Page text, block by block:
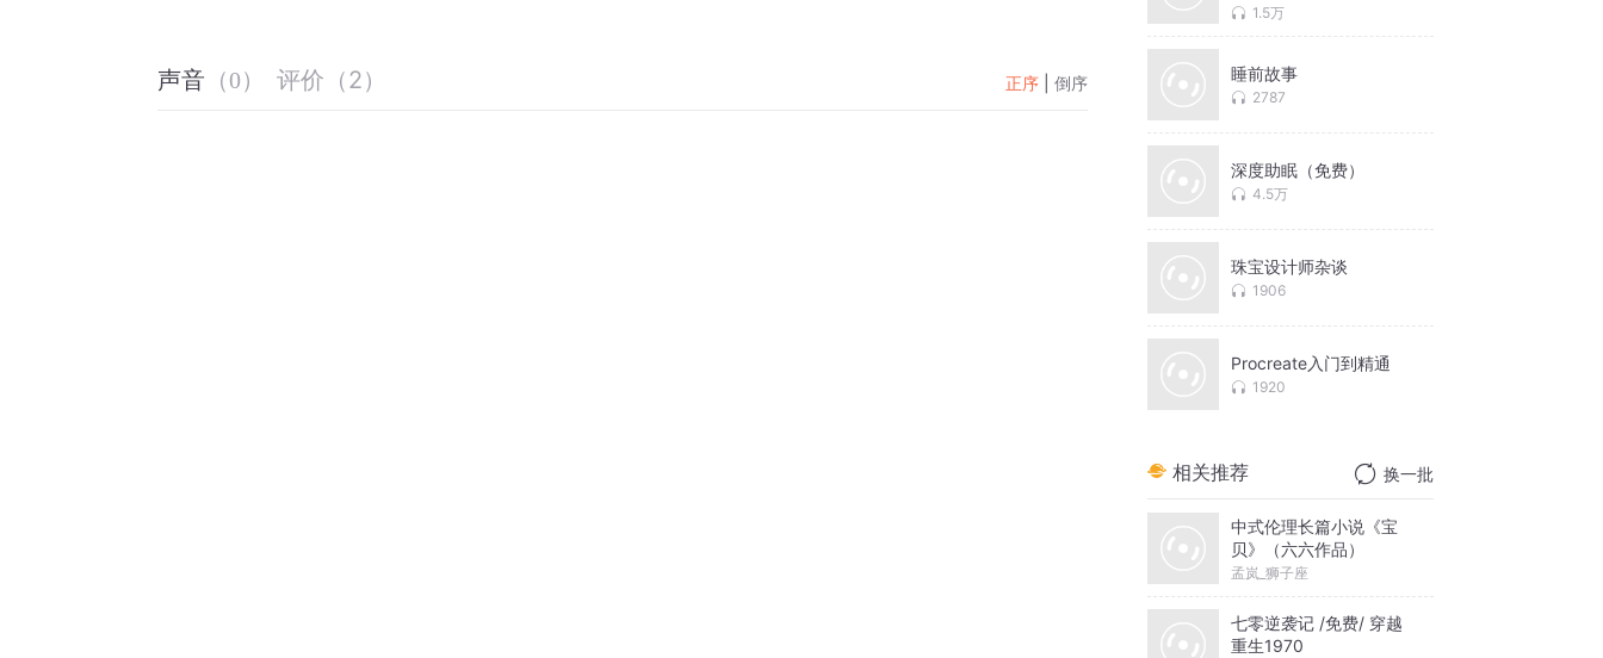
声音 （0） 评价 （2） 正序 倒序
1.5万
睡前故事
2787
深度助眠（免费）
4.5万
珠宝设计师杂谈
1906
Procreate入门到精通
1920
相关推荐 换一批
中式伦理长篇小说《宝
贝》（六六作品）
孟岚_狮子座
七零逆袭记 /免费/ 穿越
重生1970